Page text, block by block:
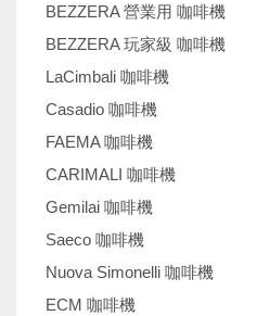
BEZZERA 營業用 咖啡機
BEZZERA 玩家級 咖啡機
LaCimbali 咖啡機
Casadio 咖啡機
FAEMA 咖啡機
CARIMALI 咖啡機
Gemilai 咖啡機
Saeco 咖啡機
Nuova Simonelli 咖啡機
ECM 咖啡機